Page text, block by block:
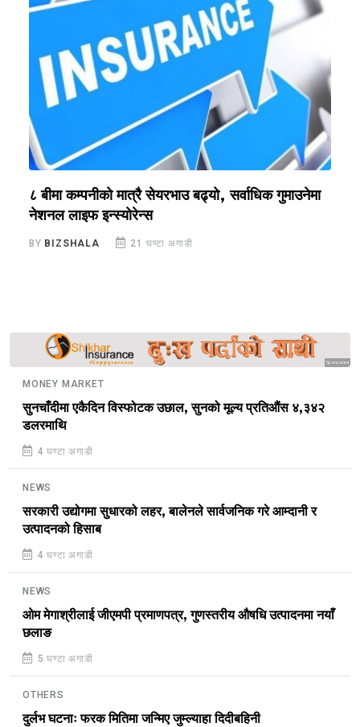
८ बीमा कम्पनीको मात्रै सेयरभाउ बढ्यो, सर्वाधिक गुमाउनेमा
नेशनल लाइफ इन्स्योरेन्स
BY BIZSHALA 21 घण्टा अगाडी
Sponsored
MONEY MARKET
सुनचाँदीमा एकैदिन विस्फोटक उछाल, सुनको मूल्य प्रतिऔंस ४,३४२
डलरमाथि
4 घण्टा अगाडी
NEWS
सरकारी उद्योगमा सुधारको लहर, बालेनले सार्वजनिक गरे आम्दानी र
उत्पादनको हिसाब
4 घण्टा अगाडी
NEWS
ओम मेगाश्रीलाई जीएमपी प्रमाणपत्र, गुणस्तरीय औषधि उत्पादनमा नयाँ
छलाङ
5 घण्टा अगाडी
OTHERS
दुर्लभ घटनाः फरक मितिमा जन्मिए जुम्ल्याहा दिदीबहिनी